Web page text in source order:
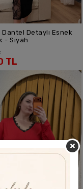
SEPETE EKLE
Dantel Detaylı Esnek
- Siyah
TL